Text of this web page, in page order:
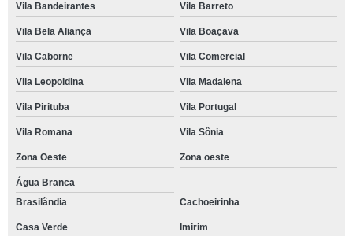
Vila Bandeirantes Vila Barreto
Vila Bela Aliança Vila Boaçava
Vila Caborne Vila Comercial
Vila Leopoldina Vila Madalena
Vila Pirituba Vila Portugal
Vila Romana Vila Sônia
Zona Oeste Zona oeste
Água Branca
Brasilândia
Cachoeirinha
Casa Verde Imirim